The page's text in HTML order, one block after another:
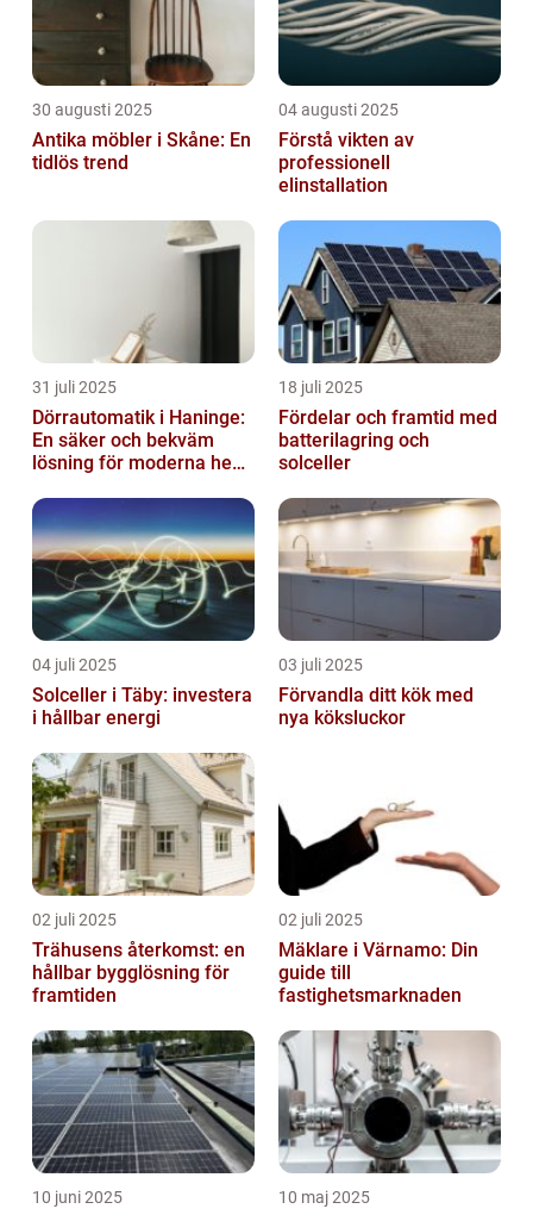
30 augusti 2025
Antika möbler i Skåne: En
tidlös trend
04 augusti 2025
Förstå vikten av
professionell
elinstallation
31 juli 2025
Dörrautomatik i Haninge:
En säker och bekväm
lösning för moderna hem
18 juli 2025
Fördelar och framtid med
batterilagring och
solceller
04 juli 2025
Solceller i Täby: investera
i hållbar energi
03 juli 2025
Förvandla ditt kök med
nya köksluckor
02 juli 2025
Trähusens återkomst: en
hållbar bygglösning för
framtiden
02 juli 2025
Mäklare i Värnamo: Din
guide till
fastighetsmarknaden
10 juni 2025 10 maj 2025